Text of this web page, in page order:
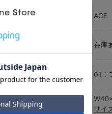
ACE
01：
在庫
サイ